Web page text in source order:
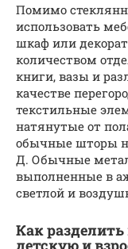
Помимо
использовать
шкаф или
количеством
книги, вазы и
качестве
текстильные
натянутые от
обычные шторы
Д. Обычные
выполненные в
светлой и
Как
детскую и